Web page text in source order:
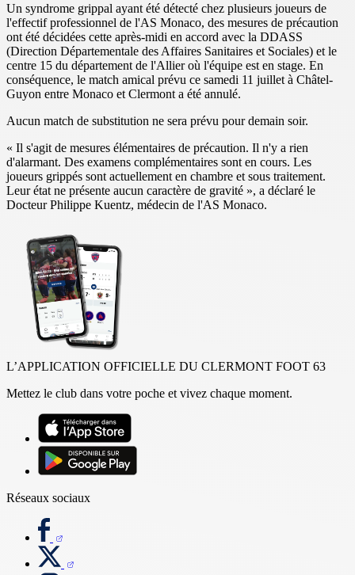
Un syndrome grippal ayant été détecté chez plusieurs joueurs de
l'effectif professionnel de l'AS Monaco, des mesures de précaution
ont été décidées cette après-midi en accord avec la DDASS
(Direction Départementale des Affaires Sanitaires et Sociales) et le
centre 15 du département de l'Allier où l'équipe est en stage. En
conséquence, le match amical prévu ce samedi 11 juillet à Châtel-
Guyon entre Monaco et Clermont a été annulé.
Aucun match de substitution ne sera prévu pour demain soir.
« Il s'agit de mesures élémentaires de précaution. Il n'y a rien
d'alarmant. Des examens complémentaires sont en cours. Les
joueurs grippés sont actuellement en chambre et sous traitement.
Leur état ne présente aucun caractère de gravité », a déclaré le
Docteur Philippe Kuentz, médecin de l'AS Monaco.
L’APPLICATION OFFICIELLE DU CLERMONT FOOT 63
Mettez le club dans votre poche et vivez chaque moment.
Réseaux sociaux